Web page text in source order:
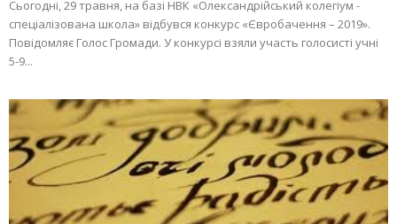
Сьогодні, 29 травня, на базі НВК «Олександрійський колегіум -
спеціалізована школа» відбувся конкурс «Євробачення – 2019».
Повідомляє Голос Громади. У конкурсі взяли участь голосисті учні
5-9...